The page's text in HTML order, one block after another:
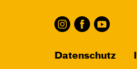
Datenschutz